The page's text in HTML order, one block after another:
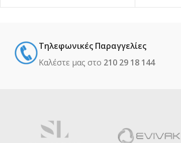
Τηλεφωνικές Παραγγελίες
Καλέστε μας στο 210 29 18 144